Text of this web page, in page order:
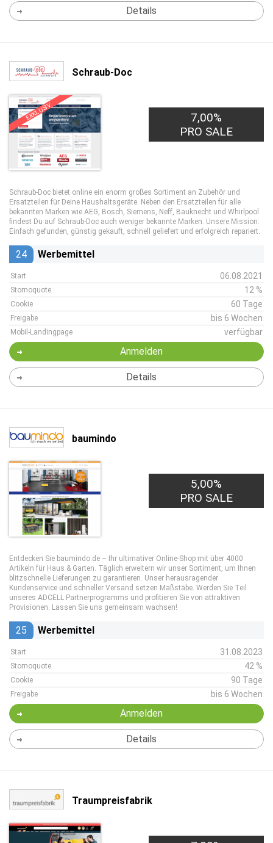
Details
Schraub-Doc
EXKLUSIV
7,00%
PRO SALE
Schraub-Doc bietet online ein enorm großes Sortiment an Zubehör und
Ersatzteilen für Deine Haushaltsgeräte. Neben den Ersatzteilen für alle
bekannten Marken wie AEG, Bosch, Siemens, Neff, Bauknecht und Whirlpool
findest Du auf Schraub-Doc auch weniger bekannte Marken. Unsere Mission:
Einfach gefunden, günstig gekauft, schnell geliefert und erfolgreich repariert.
24 Werbemittel
Start 06.08.2021
Stornoquote 12 %
Cookie 60 Tage
Freigabe bis 6 Wochen
Mobil-Landingpage verfügbar
Anmelden
Details
baumindo
5,00%
PRO SALE
Entdecken Sie baumindo.de – Ihr ultimativer Online-Shop mit über 4000
Artikeln für Haus & Garten. Täglich erweitern wir unser Sortiment, um Ihnen
blitzschnelle Lieferungen zu garantieren. Unser herausragender
Kundenservice und schneller Versand setzen Maßstäbe. Werden Sie Teil
unseres ADCELL Partnerprogramms und profitieren Sie von attraktiven
Provisionen. Lassen Sie uns gemeinsam wachsen!
25 Werbemittel
Start 31.08.2023
Stornoquote 42 %
Cookie 90 Tage
Freigabe bis 6 Wochen
Anmelden
Details
Traumpreisfabrik